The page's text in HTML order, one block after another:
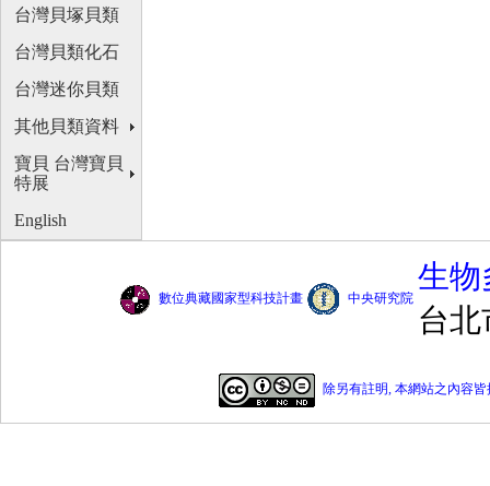
台灣貝塚貝類
台灣貝類化石
台灣迷你貝類
其他貝類資料
寶貝 台灣寶貝
特展
English
數位典藏國家型科技計畫 中央研究院
生物
台北
除另有註明, 本網站之內容